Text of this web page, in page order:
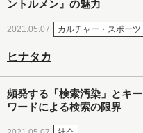
ントルメン』の魅力
2021.05.07 カルチャー・スポーツ
ヒナタカ
頻発する「検索汚染」とキー
ワードによる検索の限界